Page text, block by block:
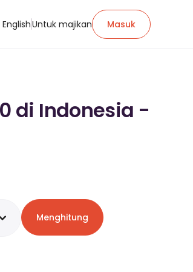
EnglishUntuk majikan Masuk
di Indonesia -
Menghitung